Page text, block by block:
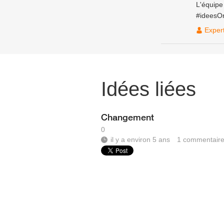
Idées liées
Changement
0
il y a environ 5 ans
1 commentaire